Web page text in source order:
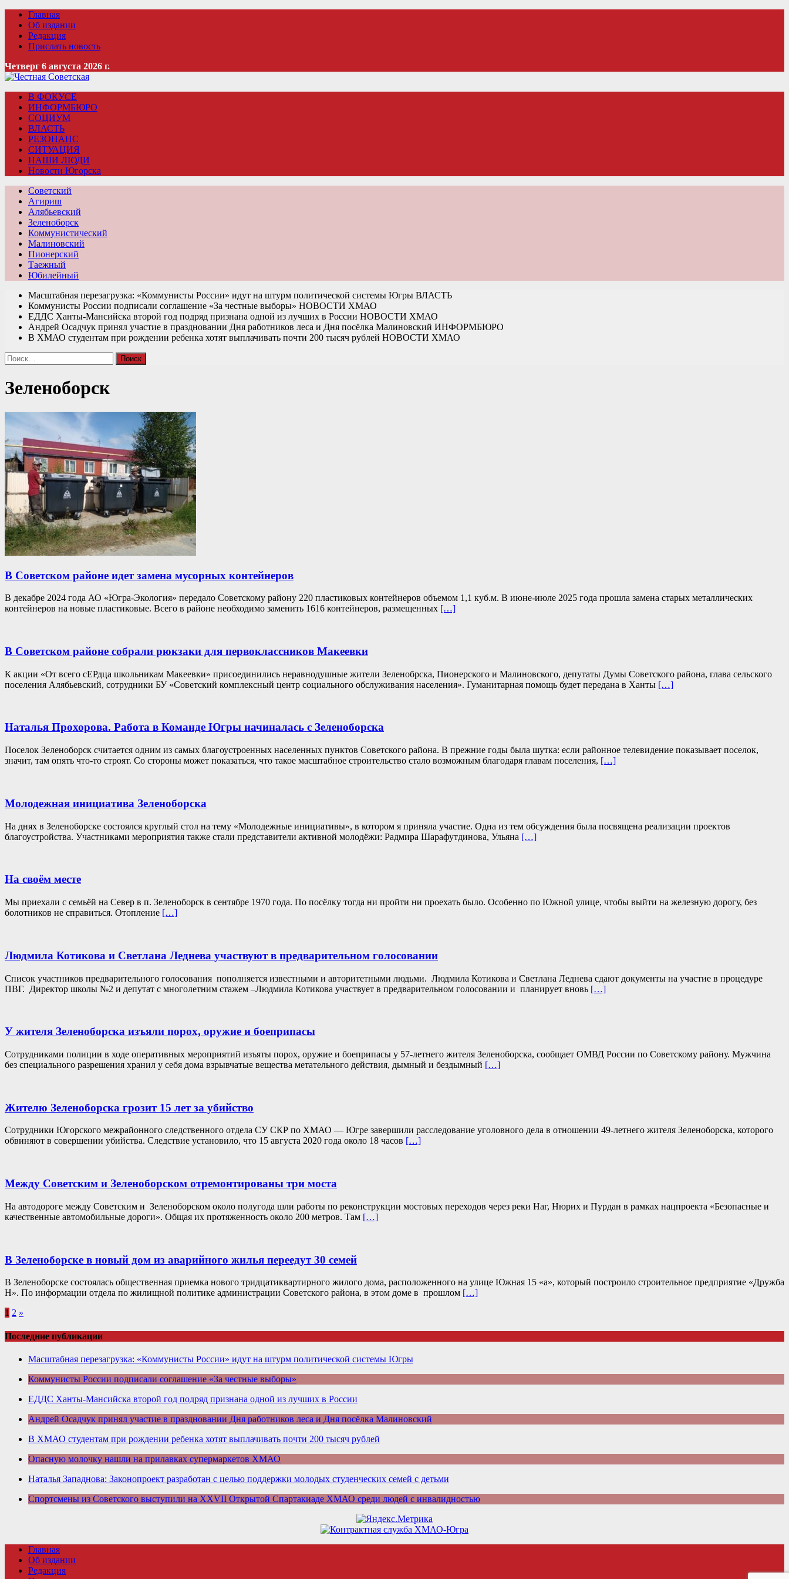
Главная
Об издании
Редакция
Прислать новость
Четверг 6 августа 2026 г.
В ФОКУСЕ
ИНФОРМБЮРО
СОЦИУМ
ВЛАСТЬ
РЕЗОНАНС
СИТУАЦИЯ
НАШИ ЛЮДИ
Новости Югорска
Советский
Агириш
Алябьевский
Зеленоборск
Коммунистический
Малиновский
Пионерский
Таежный
Юбилейный
Масштабная перезагрузка: «Коммунисты России» идут на штурм политической системы Югры ВЛАСТЬ
Коммунисты России подписали соглашение «За честные выборы» НОВОСТИ ХМАО
ЕДДС Ханты-Мансийска второй год подряд признана одной из лучших в России НОВОСТИ ХМАО
Андрей Осадчук принял участие в праздновании Дня работников леса и Дня посёлка Малиновский ИНФОРМБЮРО
В ХМАО студентам при рождении ребенка хотят выплачивать почти 200 тысяч рублей НОВОСТИ ХМАО
Найти:
Зеленоборск
В Советском районе идет замена мусорных контейнеров
В декабре 2024 года АО «Югра-Экология» передало Советскому району 220 пластиковых контейнеров объемом 1,1 куб.м. В июне-июле 2025 года прошла замена старых металлических
контейнеров на новые пластиковые. Всего в районе необходимо заменить 1616 контейнеров, размещенных […]
В Советском районе собрали рюкзаки для первоклассников Макеевки
К акции «От всего сЕРдца школьникам Макеевки» присоединились неравнодушные жители Зеленобрска, Пионерского и Малиновского, депутаты Думы Советского района, глава сельского
поселения Алябьевский, сотрудники БУ «Советский комплексный центр социального обслуживания населения». Гуманитарная помощь будет передана в Ханты […]
Наталья Прохорова. Работа в Команде Югры начиналась с Зеленоборска
Поселок Зеленоборск считается одним из самых благоустроенных населенных пунктов Советского района. В прежние годы была шутка: если районное телевидение показывает поселок,
значит, там опять что-то строят. Со стороны может показаться, что такое масштабное строительство стало возможным благодаря главам поселения, […]
Молодежная инициатива Зеленоборска
На днях в Зеленоборске состоялся круглый стол на тему «Молодежные инициативы», в котором я приняла участие. Одна из тем обсуждения была посвящена реализации проектов
благоустройства. Участниками мероприятия также стали представители активной молодёжи: Радмира Шарафутдинова, Ульяна […]
На своём месте
Мы приехали с семьёй на Север в п. Зеленоборск в сентябре 1970 года. По посёлку тогда ни пройти ни проехать было. Особенно по Южной улице, чтобы выйти на железную дорогу, без
болотников не справиться. Отопление […]
Людмила Котикова и Светлана Леднева участвуют в предварительном голосовании
Список участников предварительного голосования пополняется известными и авторитетными людьми. Людмила Котикова и Светлана Леднева сдают документы на участие в процедуре
ПВГ. Директор школы №2 и депутат с многолетним стажем –Людмила Котикова участвует в предварительном голосовании и планирует вновь […]
У жителя Зеленоборска изъяли порох, оружие и боеприпасы
Сотрудниками полиции в ходе оперативных мероприятий изъяты порох, оружие и боеприпасы у 57-летнего жителя Зеленоборска, сообщает ОМВД России по Советскому району. Мужчина
без специального разрешения хранил у себя дома взрывчатые вещества метательного действия, дымный и бездымный […]
Жителю Зеленоборска грозит 15 лет за убийство
Сотрудники Югорского межрайонного следственного отдела СУ СКР по ХМАО — Югре завершили расследование уголовного дела в отношении 49-летнего жителя Зеленоборска, которого
обвиняют в совершении убийства. Следствие установило, что 15 августа 2020 года около 18 часов […]
Между Советским и Зеленоборском отремонтированы три моста
На автодороге между Советским и Зеленоборском около полугода шли работы по реконструкции мостовых переходов через реки Наг, Нюрих и Пурдан в рамках нацпроекта «Безопасные и
качественные автомобильные дороги». Общая их протяженность около 200 метров. Там […]
В Зеленоборске в новый дом из аварийного жилья переедут 30 семей
В Зеленоборске состоялась общественная приемка нового тридцатиквартирного жилого дома, расположенного на улице Южная 15 «а», который построило строительное предприятие «Дружба
Н». По информации отдела по жилищной политике администрации Советского района, в этом доме в прошлом […]
1 2 »
Последние публикации
Масштабная перезагрузка: «Коммунисты России» идут на штурм политической системы Югры
Коммунисты России подписали соглашение «За честные выборы»
ЕДДС Ханты-Мансийска второй год подряд признана одной из лучших в России
Андрей Осадчук принял участие в праздновании Дня работников леса и Дня посёлка Малиновский
В ХМАО студентам при рождении ребенка хотят выплачивать почти 200 тысяч рублей
Опасную молочку нашли на прилавках супермаркетов ХМАО
Наталья Западнова: Законопроект разработан с целью поддержки молодых студенческих семей с детьми
Спортсмены из Советского выступили на XXVII Открытой Спартакиаде ХМАО среди людей с инвалидностью
Главная
Об издании
Редакция